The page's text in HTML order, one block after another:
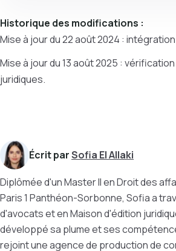
Historique des modifications :
Mise à jour du 22 août 2024 :
Mise à jour du 13 août 2025 :
juridiques.
Écrit parSofia El Allaki
Diplômée d'un Master II en Droit des
Paris 1 Panthéon-Sorbonne, Sofia a
d'avocats et en Maison d'édition
développé sa plume et ses
rejoint une agence de production de